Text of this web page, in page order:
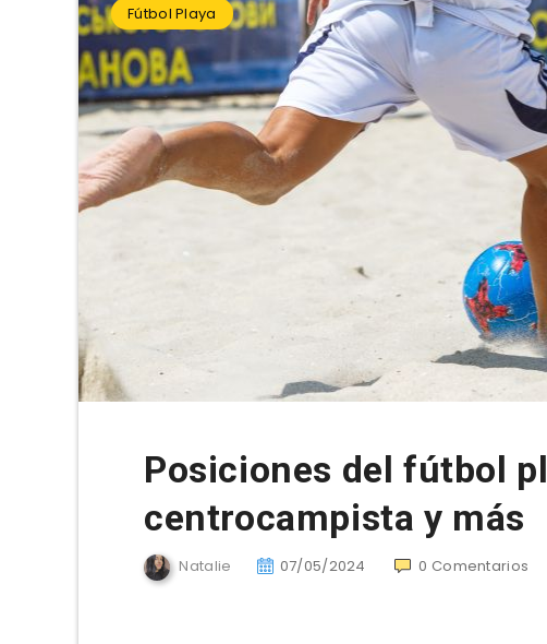
Fútbol Playa
Posiciones del fútbol
centrocampista y más
Natalie 07/05/2024 0 Comentarios